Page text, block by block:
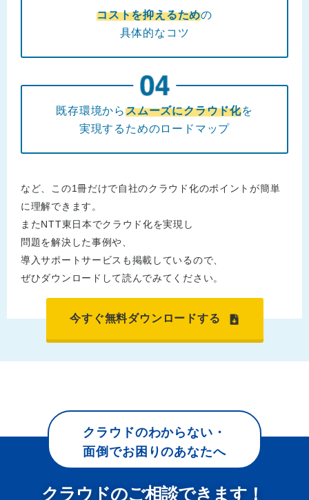
コストを抑えるための
具体的なコツ
既存環境からスムーズにクラウド化を
実現するためのロードマップ
など、この1冊だけで自社のクラウド化のポイントが簡単
に理解できます。
またNTT東日本でクラウド化を実現し
問題を解決した事例や、
導入サポートサービスも掲載しているので、
ぜひダウンロードして読んでみてください。
今すぐ無料ダウンロードする
クラウドのわからない・
面倒でお困りのあなたへ
クラウドのご相談できます！